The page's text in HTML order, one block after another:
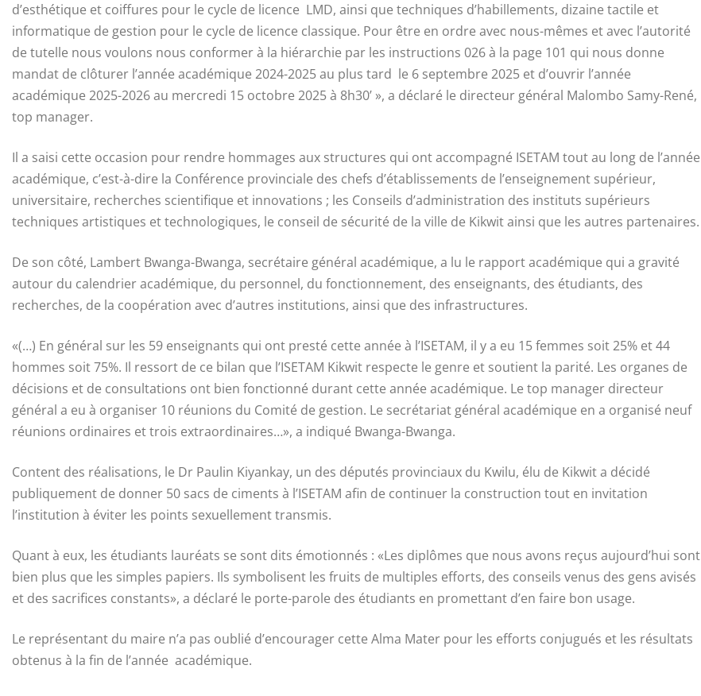
d’esthétique et coiffures pour le cycle de licence LMD, ainsi que techniques d’habillements, dizaine tactile et
informatique de gestion pour le cycle de licence classique. Pour être en ordre avec nous-mêmes et avec l’autorité
de tutelle nous voulons nous conformer à la hiérarchie par les instructions 026 à la page 101 qui nous donne
mandat de clôturer l’année académique 2024-2025 au plus tard le 6 septembre 2025 et d’ouvrir l’année
académique 2025-2026 au mercredi 15 octobre 2025 à 8h30’ », a déclaré le directeur général Malombo Samy-René,
top manager.
Il a saisi cette occasion pour rendre hommages aux structures qui ont accompagné ISETAM tout au long de l’année
académique, c’est-à-dire la Conférence provinciale des chefs d’établissements de l’enseignement supérieur,
universitaire, recherches scientifique et innovations ; les Conseils d’administration des instituts supérieurs
techniques artistiques et technologiques, le conseil de sécurité de la ville de Kikwit ainsi que les autres partenaires.
De son côté, Lambert Bwanga-Bwanga, secrétaire général académique, a lu le rapport académique qui a gravité
autour du calendrier académique, du personnel, du fonctionnement, des enseignants, des étudiants, des
recherches, de la coopération avec d’autres institutions, ainsi que des infrastructures.
«(…) En général sur les 59 enseignants qui ont presté cette année à l’ISETAM, il y a eu 15 femmes soit 25% et 44
hommes soit 75%. Il ressort de ce bilan que l’ISETAM Kikwit respecte le genre et soutient la parité. Les organes de
décisions et de consultations ont bien fonctionné durant cette année académique. Le top manager directeur
général a eu à organiser 10 réunions du Comité de gestion. Le secrétariat général académique en a organisé neuf
réunions ordinaires et trois extraordinaires…», a indiqué Bwanga-Bwanga.
Content des réalisations, le Dr Paulin Kiyankay, un des députés provinciaux du Kwilu, élu de Kikwit a décidé
publiquement de donner 50 sacs de ciments à l’ISETAM afin de continuer la construction tout en invitation
l’institution à éviter les points sexuellement transmis.
Quant à eux, les étudiants lauréats se sont dits émotionnés : «Les diplômes que nous avons reçus aujourd’hui sont
bien plus que les simples papiers. Ils symbolisent les fruits de multiples efforts, des conseils venus des gens avisés
et des sacrifices constants», a déclaré le porte-parole des étudiants en promettant d’en faire bon usage.
Le représentant du maire n’a pas oublié d’encourager cette Alma Mater pour les efforts conjugués et les résultats
obtenus à la fin de l’année académique.